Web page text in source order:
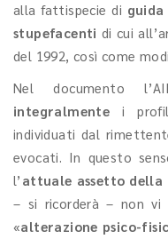
alla fattispecie di guida
stupefacenti di cui
del 1992, così come
Nel documento
integralmente i
individuati dal
evocati. In questo
l’ attuale assetto della
– si ricorderà – non
«alterazione psico-